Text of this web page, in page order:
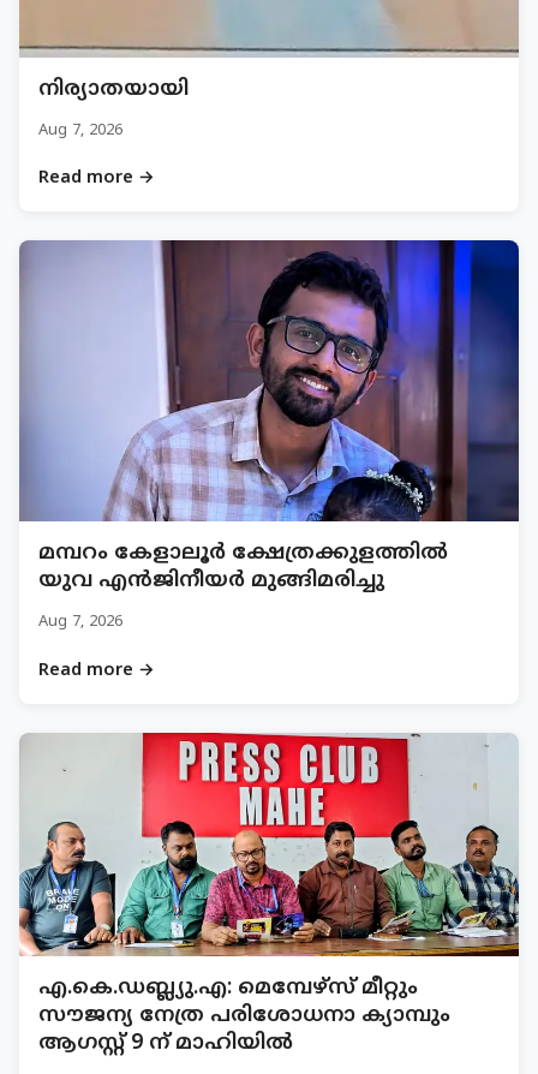
നിര്യാതയായി
Aug 7, 2026
Read more →
മമ്പറം കേളാലൂർ ക്ഷേത്രക്കുളത്തിൽ
യുവ എൻജിനീയർ മുങ്ങിമരിച്ചു
Aug 7, 2026
Read more →
എ.കെ.ഡബ്ല്യു.എ: മെമ്പേഴ്സ് മീറ്റും
സൗജന്യ നേത്ര പരിശോധനാ ക്യാമ്പും
ആഗസ്റ്റ് 9 ന് മാഹിയിൽ